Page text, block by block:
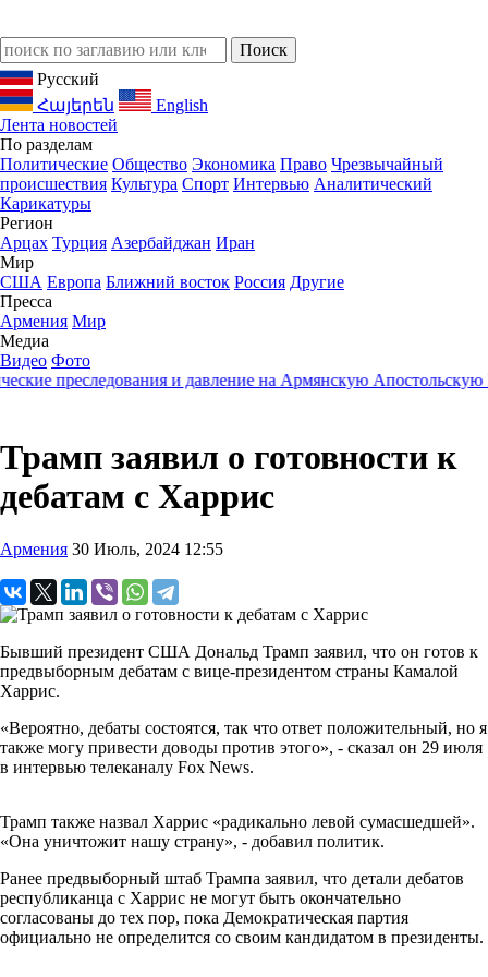
Русский
Հայերեն
English
Лента новостей
По разделам
Политические Общество Экономика Право Чрезвычайный
происшествия Культура Спорт Интервью Аналитический
Карикатуры
Регион
Арцах Турция Азербайджан Иран
Мир
США Европа Ближний восток Россия Другие
Пресса
Армения Мир
Медиа
Видео Фото
преследования и давление на Армянскую Апостольскую
Трамп заявил о готовности к
дебатам с Харрис
Армения 30 Июль, 2024 12:55
Бывший президент США Дональд Трамп заявил, что он готов к
предвыборным дебатам с вице-президентом страны Камалой
Харрис.
«Вероятно, дебаты состоятся, так что ответ положительный, но я
также могу привести доводы против этого», - сказал он 29 июля
в интервью телеканалу Fox News.
Трамп также назвал Харрис «радикально левой сумасшедшей».
«Она уничтожит нашу страну», - добавил политик.
Ранее предвыборный штаб Трампа заявил, что детали дебатов
республиканца с Харрис не могут быть окончательно
согласованы до тех пор, пока Демократическая партия
официально не определится со своим кандидатом в президенты.